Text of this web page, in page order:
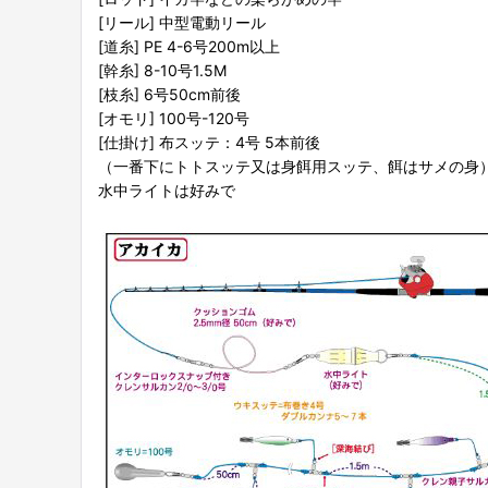
[リール] 中型電動リール
[道糸] PE 4-6号200m以上
[幹糸] 8-10号1.5M
[枝糸] 6号50cm前後
[オモリ] 100号-120号
[仕掛け] 布スッテ：4号 5本前後
（一番下にトトスッテ又は身餌用スッテ、餌はサメの身
水中ライトは好みで